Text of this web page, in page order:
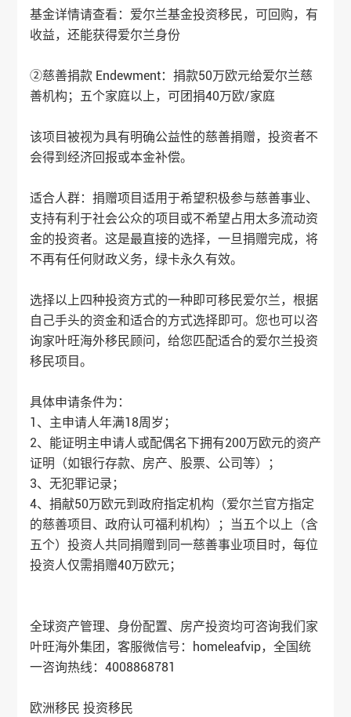
基金详情请查看： 爱尔兰基金投资移民，可回购，有
收益，还能获得爱尔兰身份
②慈善捐款 Endewment：捐款50万欧元给爱尔兰慈
善机构；五个家庭以上，可团捐40万欧/家庭
该项目被视为具有明确公益性的慈善捐赠，投资者不
会得到经济回报或本金补偿。
适合人群：捐赠项目适用于希望积极参与慈善事业、
支持有利于社会公众的项目或不希望占用太多流动资
金的投资者。这是最直接的选择，一旦捐赠完成，将
不再有任何财政义务，绿卡永久有效。
选择以上四种投资方式的一种即可移民爱尔兰，根据
自己手头的资金和适合的方式选择即可。您也可以咨
询家叶旺海外移民顾问，给您匹配适合的爱尔兰投资
移民项目。
具体申请条件为：
1、主申请人年满18周岁；
2、能证明主申请人或配偶名下拥有200万欧元的资产
证明（如银行存款、房产、股票、公司等）；
3、无犯罪记录；
4、捐献50万欧元到政府指定机构（爱尔兰官方指定
的慈善项目、政府认可福利机构）；当五个以上（含
五个）投资人共同捐赠到同一慈善事业项目时，每位
投资人仅需捐赠40万欧元；
全球资产管理、身份配置、房产投资均可咨询我们家
叶旺海外集团，客服微信号：homeleafvip，全国统
一咨询热线：4008868781
欧洲移民 投资移民